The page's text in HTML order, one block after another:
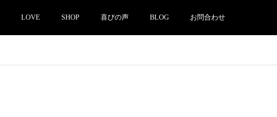
LOVE SHOP 喜びの声 BLOG お問合わせ